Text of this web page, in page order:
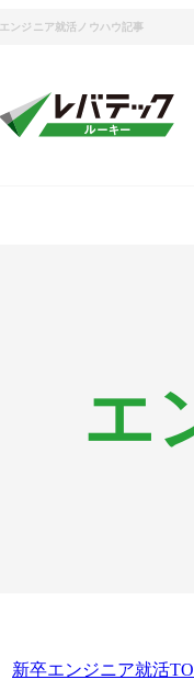
エンジニア就活ノウハウ記事
エ
新卒エンジニア就活